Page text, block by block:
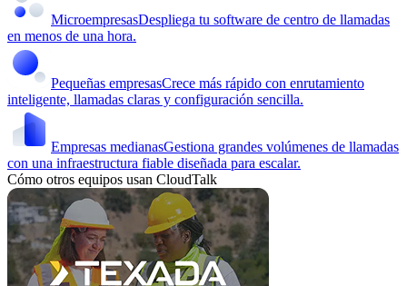
MicroempresasDespliega tu software de centro de llamadas
en menos de una hora.
Pequeñas empresasCrece más rápido con enrutamiento
inteligente, llamadas claras y configuración sencilla.
Empresas medianasGestiona grandes volúmenes de llamadas
con una infraestructura fiable diseñada para escalar.
Cómo otros equipos usan CloudTalk